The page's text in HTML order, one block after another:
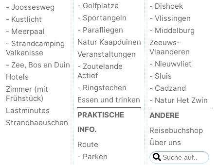
Denkmäler
-
Kirchen
Leuchtturme
-
Aussichtspunkte
Attraktionen
-
Spielplätze
-
- Joossesweg
- Kustlicht
- Meerpaal
- Strandcamping
Valkenisse
- Zee, Bos en Duin
Hotels
Zimmer (mit
Frühstück)
Lastminutes
Strandhaeuschen
- Golfplatze
- Sportangeln
- Parafliegen
Natur Kaapduinen
Veranstaltungen
- Zoutelande
Actief
- Ringstechen
Essen und trinken
PRAKTISCHE
INFO.
Route
- Parken
- Dishoek
- Vlissingen
- Middelburg
Zeeuws-
Vlaanderen
- Nieuwvliet
- Sluis
- Cadzand
- Natur Het Zwin
ANDERE
Reisebuchshop
Über uns